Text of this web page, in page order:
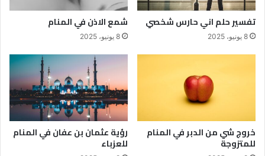
تفسير حلم اني حارس شخصي
8 يونيو، 2025
شمع الاذن في المنام
8 يونيو، 2025
خروج شي من الدبر في المنام
للمتزوجة
رؤية عثمان بن عفان في المنام
للعزباء